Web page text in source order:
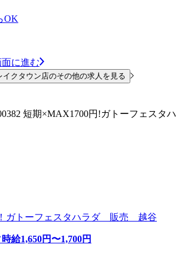
OK
に進む
クタウン店のその他の求人を見る
短期×MAX1700円!ガトーフェスタハ
ガトーフェスタハラダ 販売 越谷
時給1,650円〜1,700円